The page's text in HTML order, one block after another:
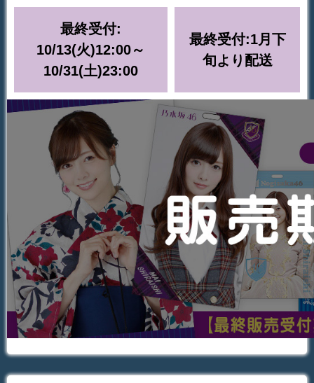
最終受付:
10/13(火)12:00～
10/31(土)23:00
最終受付:1月下
旬より配送